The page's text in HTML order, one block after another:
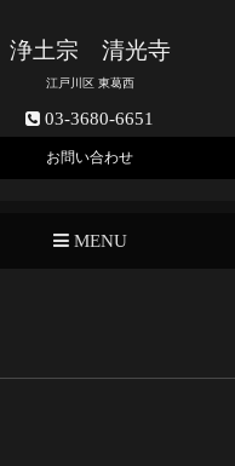
浄土宗 清光寺
江戸川区 東葛西
03-3680-6651
お問い合わせ
MENU